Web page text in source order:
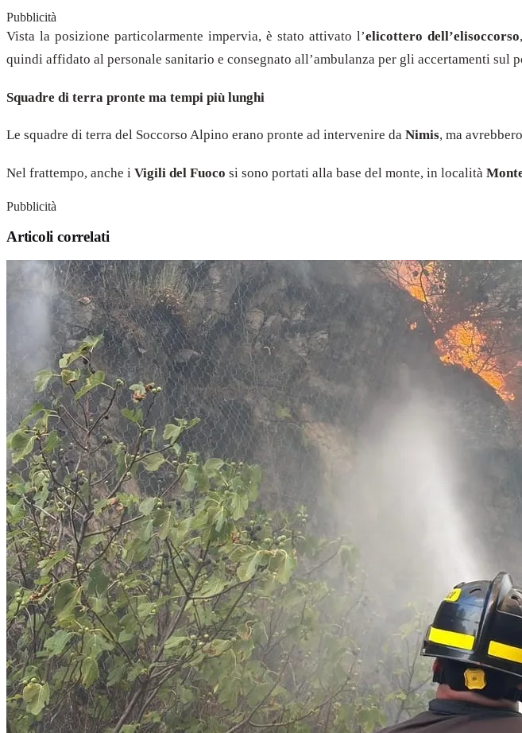
Pubblicità
Vista la posizione particolarmente impervia, è stato attivato l’elicottero dell’elisoccorso
quindi affidato al personale sanitario e consegnato all’ambulanza per gli accertamenti sul
Squadre di terra pronte ma tempi più lunghi
Le squadre di terra del Soccorso Alpino erano pronte ad intervenire da Nimis, ma
Nel frattempo, anche i Vigili del Fuoco si sono portati alla base del monte, in località
Pubblicità
Articoli correlati